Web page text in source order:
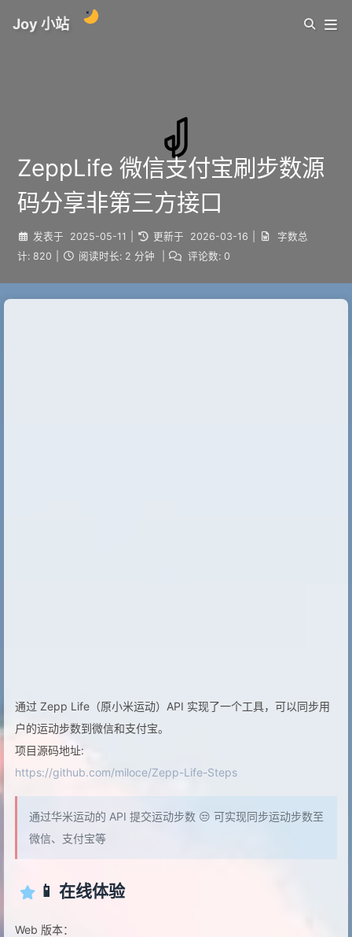
Joy 小站
ZeppLife 微信支付宝刷步数源
码分享非第三方接口
发表于 2025-05-11 更新于 2026-03-16
字数总
计: 820 阅读时长: 2 分钟 评论数: 0
通过 Zepp Life（原小米运动）API 实现了一个工具，可以同步用
户的运动步数到微信和支付宝。
项目源码地址:
https://github.com/miloce/Zepp-Life-Steps
通过华米运动的 API 提交运动步数 😒 可实现同步运动步数至
微信、支付宝等
📱 在线体验
Web 版本：